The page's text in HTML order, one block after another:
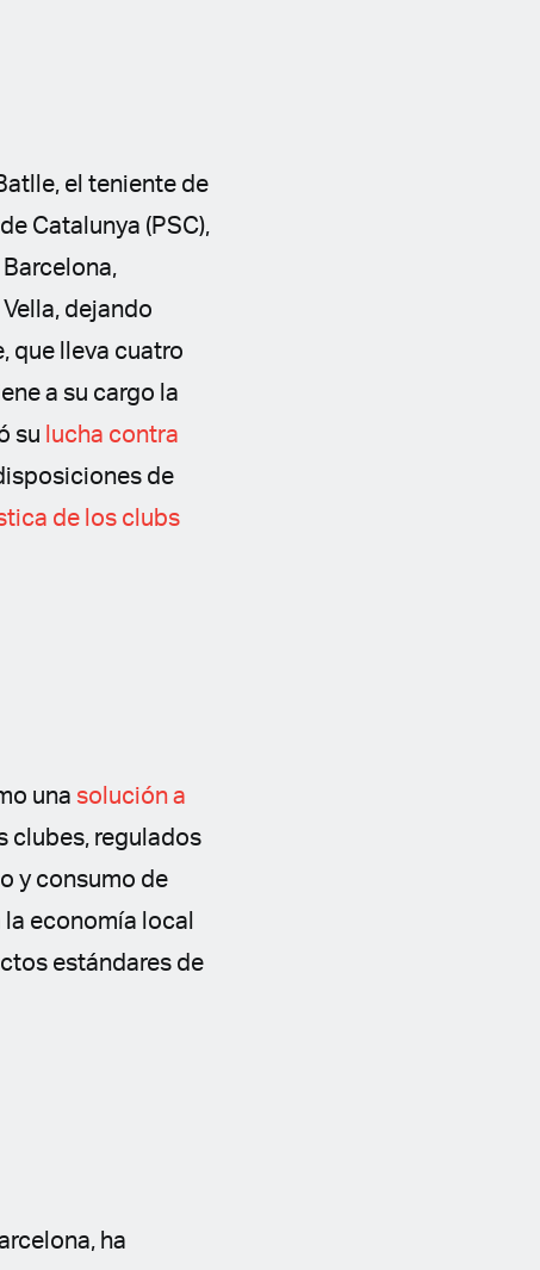
el teniente de
Catalunya (PSC),
dejando
que lleva cuatro
a su cargo la
su lucha contra
de
de los clubs
unasolución a
clubes, regulados
y consumo de
economía local
estándares de
ha